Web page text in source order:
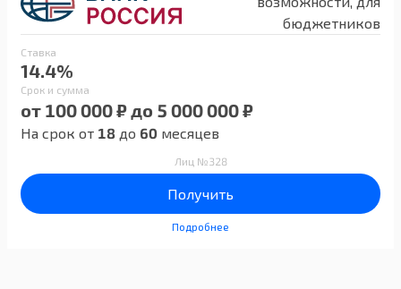
бюджетников
Ставка
14.4%
Срок и сумма
от 100 000 ₽ до 5 000 000 ₽
На срок от 18 до 60 месяцев
Лиц №328
Получить
Подробнее